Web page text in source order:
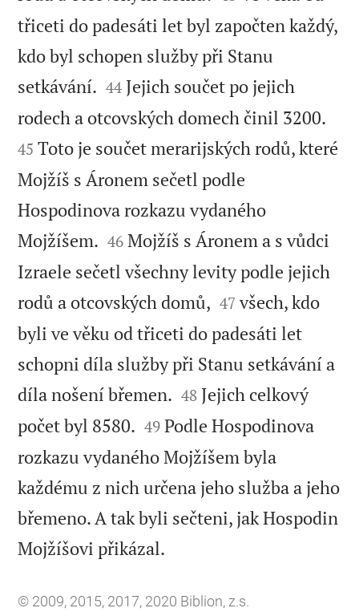
třiceti do padesáti let byl započten každý,
kdo byl schopen služby při Stanu
setkávání. 

44 Jejich součet po jejich
rodech a otcovských domech činil 3200.
45 Toto je součet merarijských rodů, které
Mojžíš s Áronem sečetl podle
Hospodinova rozkazu vydaného
Mojžíšem. 

46 Mojžíš s Áronem a s vůdci
Izraele sečetl všechny levity podle jejich
rodů a otcovských domů, 

47 všech, kdo
byli ve věku od třiceti do padesáti let
schopni díla služby při Stanu setkávání a
díla nošení břemen. 

48 Jejich celkový
počet byl 8580. 

49 Podle Hospodinova
rozkazu vydaného Mojžíšem byla
každému z nich určena jeho služba a jeho
břemeno. A tak byli sečteni, jak Hospodin
Mojžíšovi přikázal.
© 2009, 2015, 2017, 2020 Biblion, z.s.